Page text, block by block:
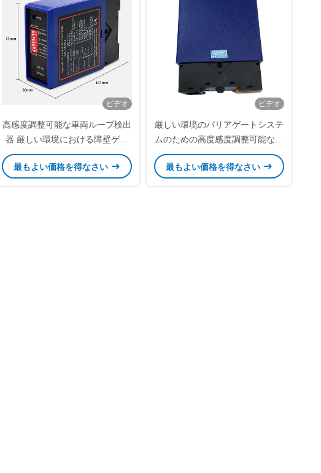
ビデオ
高感度調整可能な車両ループ検出
器 厳しい環境における障壁ゲー
ト
最もよい価格を得なさい
ビデオ
厳しい環境のバリアゲートシステ
ムのための高度感度調整可能な車
両ループ検出器
最もよい価格を得なさい